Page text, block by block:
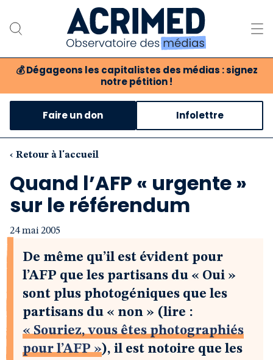
💰 Dégageons les capitalistes des médias : signez
notre pétition !
Notre association
Notre critique des médias
Nos propositions
Notre revue
Boutique
Faire un don Infolettre
‹ Retour à l'accueil
Quand l’AFP « urgente »
sur le référendum
24 mai 2005
De même qu’il est évident pour
l’AFP que les partisans du « Oui »
sont plus photogéniques que les
partisans du « non » (lire :
« Souriez, vous êtes photographiés
pour l’AFP »), il est notoire que les